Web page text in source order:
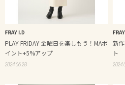
FRAY I.D
PLAY FRIDAY 金曜日を楽しもう！MAポ
イント+5%アップ
2024.06.28
新
ト